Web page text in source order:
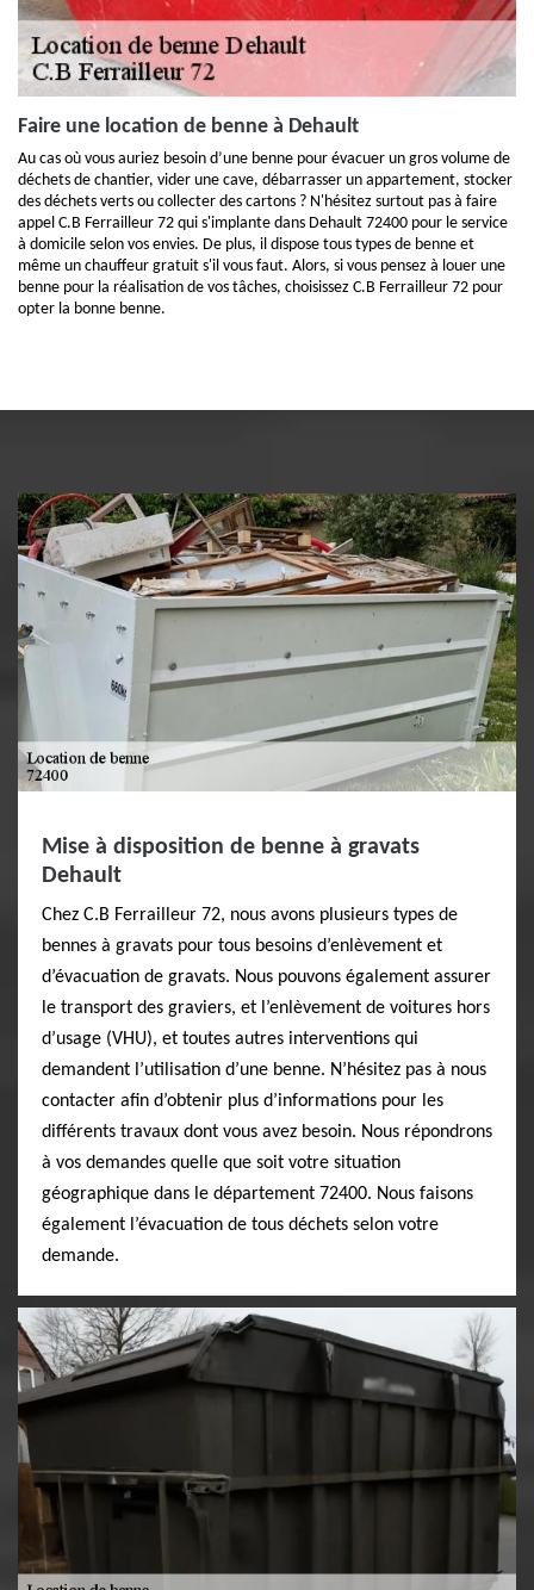
Faire une location de benne à Dehault
Au cas où vous auriez besoin d’une benne pour évacuer un gros volume de
déchets de chantier, vider une cave, débarrasser un appartement, stocker
des déchets verts ou collecter des cartons ? N'hésitez surtout pas à faire
appel C.B Ferrailleur 72 qui s'implante dans Dehault 72400 pour le service
à domicile selon vos envies. De plus, il dispose tous types de benne et
même un chauffeur gratuit s'il vous faut. Alors, si vous pensez à louer une
benne pour la réalisation de vos tâches, choisissez C.B Ferrailleur 72 pour
opter la bonne benne.
Mise à disposition de benne à gravats
Dehault
Chez C.B Ferrailleur 72, nous avons plusieurs types de
bennes à gravats pour tous besoins d’enlèvement et
d’évacuation de gravats. Nous pouvons également assurer
le transport des graviers, et l’enlèvement de voitures hors
d’usage (VHU), et toutes autres interventions qui
demandent l’utilisation d’une benne. N’hésitez pas à nous
contacter afin d’obtenir plus d’informations pour les
différents travaux dont vous avez besoin. Nous répondrons
à vos demandes quelle que soit votre situation
géographique dans le département 72400. Nous faisons
également l’évacuation de tous déchets selon votre
demande.